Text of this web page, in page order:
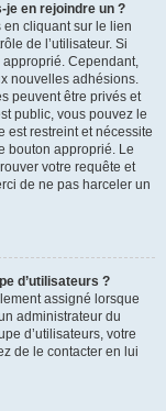
je en rejoindre un ?
en cliquant sur le lien
de l’utilisateur. Si
Cependant,
nouvelles adhésions.
peuvent être privés et
public, vous pouvez le
est restreint et nécessite
bouton approprié. Le
votre requête et
de ne pas harceler un
d’utilisateurs ?
assigné lorsque
administrateur du
d’utilisateurs, votre
de le contacter en lui